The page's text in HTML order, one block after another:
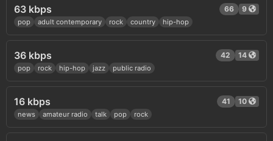
63 kbps 66 9
pop adult contemporary rock country hip-hop
36 kbps 42 14
pop rock hip-hop jazz public radio
16 kbps 41 10
news amateur radio talk pop rock